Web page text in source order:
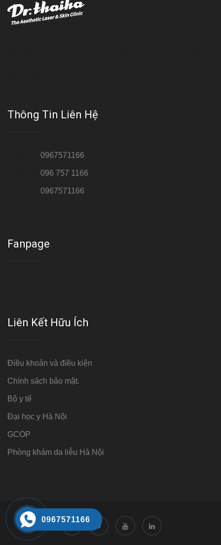
Thông Tin Liên Hệ
0967571166
096 757 1166
0967571166
Fanpage
Liên Kết Hữu Ích
Điều khoản và điều kiện
Chính sách bảo mật.
Bộ y tế
Đại học y Hà Nội
GCOP
Phòng khám da liễu Hà Nội
0967571166